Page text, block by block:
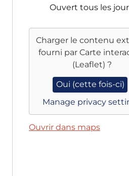
Ouvert tous les
Charger le contenu
fourni par Carte
(Leaflet) ?
Oui (cette fois-ci)
Manage privacy
Ouvrir dans maps